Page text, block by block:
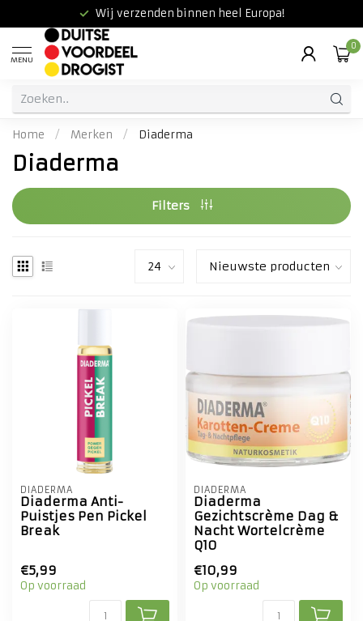
Wij verzenden binnen heel Europa!
MENU
0
Home / Merken / Diaderma
Diaderma
Filters
DIADERMA
Diaderma Anti-
Puistjes Pen Pickel
Break
€5,99
Op voorraad
DIADERMA
Diaderma
Gezichtscrème Dag &
Nacht Wortelcrème
Q10
€10,99
Op voorraad